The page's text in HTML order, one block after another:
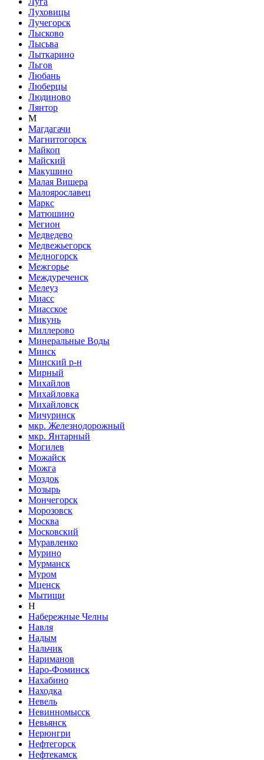
Луховицы
Лучегорск
Лысково
Лысьва
Лыткарино
Льгов
Любань
Люберцы
Людиново
Лянтор
М
Магдагачи
Магнитогорск
Майкоп
Майский
Макушино
Малая Вишера
Малоярославец
Маркс
Матюшино
Мегион
Медведево
Медвежьегорск
Медногорск
Межгорье
Междуреченск
Мелеуз
Миасс
Миасское
Микунь
Миллерово
Минеральные Воды
Минск
Минский р-н
Мирный
Михайлов
Михайловка
Михайловск
Мичуринск
мкр. Железнодорожный
мкр. Янтарный
Могилев
Можайск
Можга
Моздок
Мозырь
Мончегорск
Морозовск
Москва
Московский
Муравленко
Мурино
Мурманск
Муром
Мценск
Мытищи
Н
Набережные Челны
Навля
Надым
Нальчик
Нариманов
Наро-Фоминск
Нахабино
Находка
Невель
Невинномысск
Невьянск
Нерюнгри
Нефтегорск
Нефтекамск